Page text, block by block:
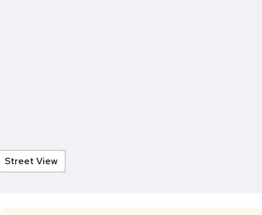
Street View